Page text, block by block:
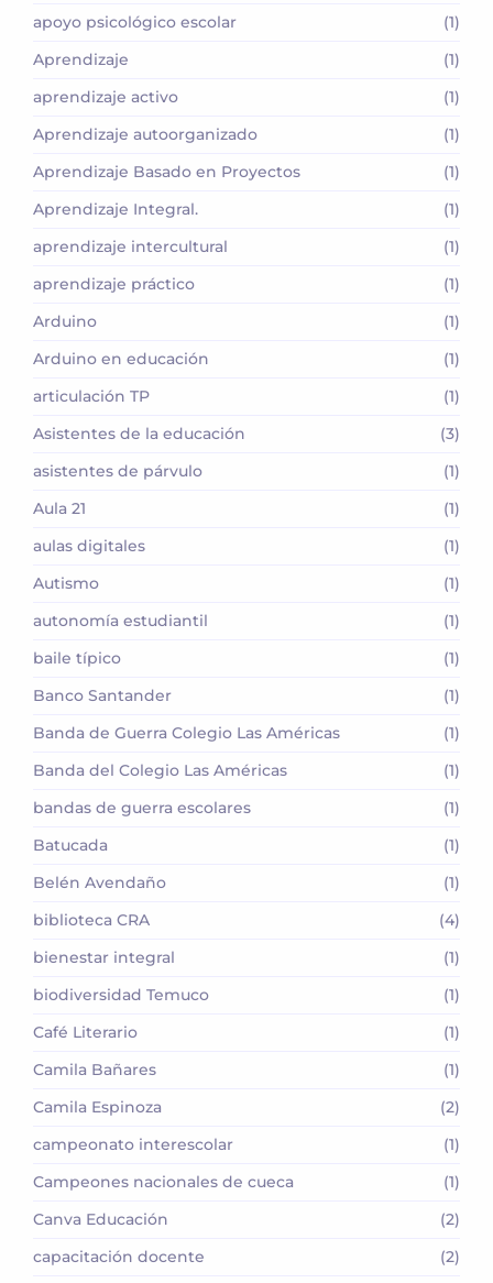
apoyo psicológico escolar
(1)
Aprendizaje
(1)
aprendizaje activo
(1)
Aprendizaje autoorganizado
(1)
Aprendizaje Basado en Proyectos
(1)
Aprendizaje Integral.
(1)
aprendizaje intercultural
(1)
aprendizaje práctico
(1)
Arduino
(1)
Arduino en educación
(1)
articulación TP
(1)
Asistentes de la educación
(3)
asistentes de párvulo
(1)
Aula 21
(1)
aulas digitales
(1)
Autismo
(1)
autonomía estudiantil
(1)
baile típico
(1)
Banco Santander
(1)
Banda de Guerra Colegio Las Américas
(1)
Banda del Colegio Las Américas
(1)
bandas de guerra escolares
(1)
Batucada
(1)
Belén Avendaño
(1)
biblioteca CRA
(4)
bienestar integral
(1)
biodiversidad Temuco
(1)
Café Literario
(1)
Camila Bañares
(1)
Camila Espinoza
(2)
campeonato interescolar
(1)
Campeones nacionales de cueca
(1)
Canva Educación
(2)
capacitación docente
(2)